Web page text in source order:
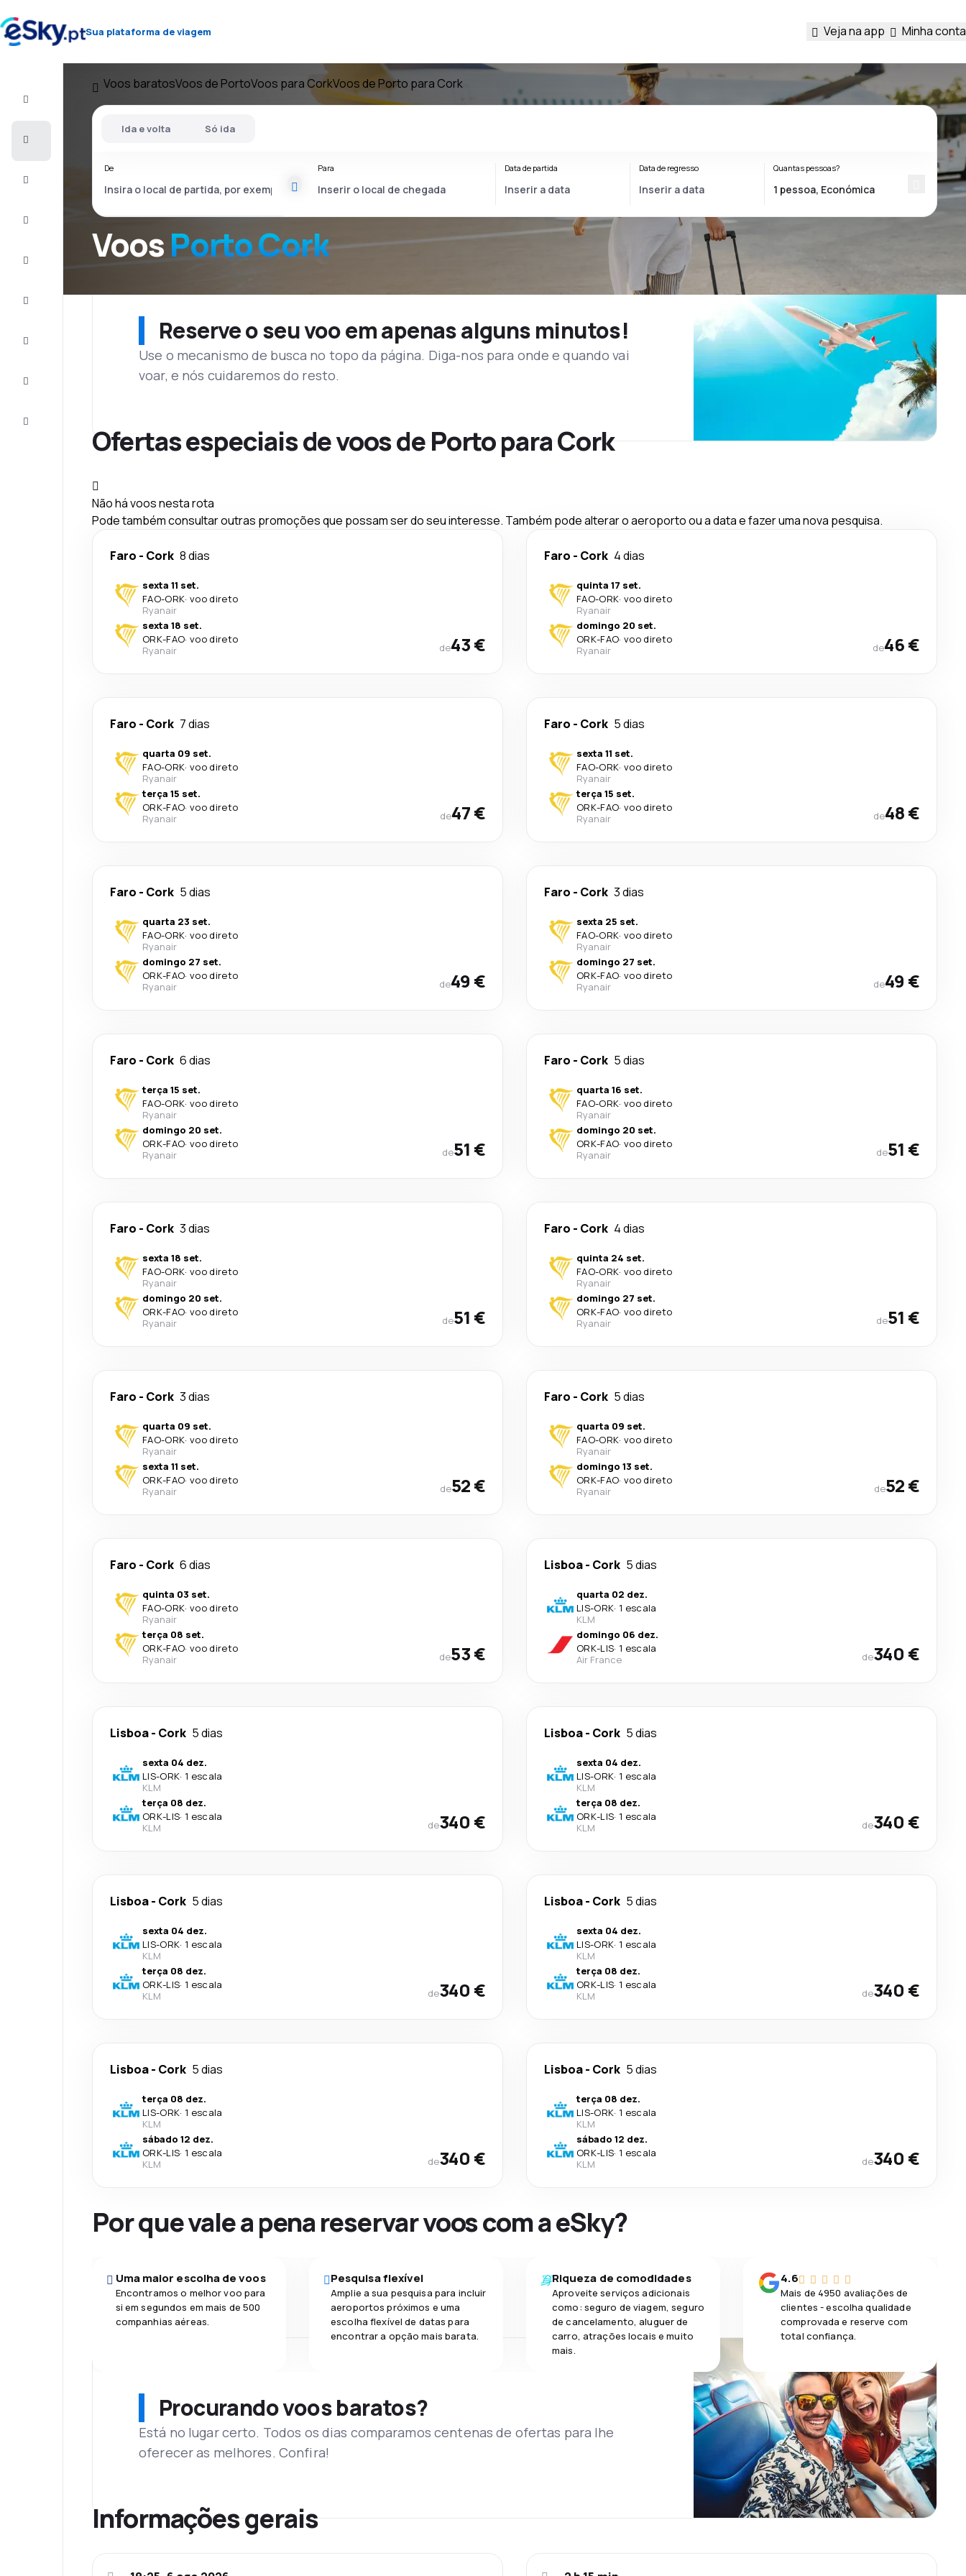
Sua plataforma de viagem Veja na app Minha conta
Voos baratosVoos de PortoVoos para CorkVoos de Porto para Cork
VoosPorto Cork
Ida e volta Só ida
De Para Data de partida Data de regresso Quantas pessoas?
Reserve o seu voo em apenas alguns minutos!
Use o mecanismo de busca no topo da página. Diga-nos para onde e quando vai
voar, e nós cuidaremos do resto.
Ofertas especiais de voos de Porto para Cork
Não há voos nesta rota
Pode também consultar outras promoções que possam ser do seu interesse. Também pode alterar o aeroporto ou a data e fazer uma nova pesquisa.
Faro - Cork 8 dias
sexta 11 set.
FAO-ORK· voo direto
Ryanair
sexta 18 set.
ORK-FAO· voo direto
Ryanair
de43 €
Faro - Cork 4 dias
quinta 17 set.
FAO-ORK· voo direto
Ryanair
domingo 20 set.
ORK-FAO· voo direto
Ryanair
de46 €
Faro - Cork 7 dias
quarta 09 set.
FAO-ORK· voo direto
Ryanair
terça 15 set.
ORK-FAO· voo direto
Ryanair
de47 €
Faro - Cork 5 dias
sexta 11 set.
FAO-ORK· voo direto
Ryanair
terça 15 set.
ORK-FAO· voo direto
Ryanair
de48 €
Faro - Cork 5 dias
quarta 23 set.
FAO-ORK· voo direto
Ryanair
domingo 27 set.
ORK-FAO· voo direto
Ryanair
de49 €
Faro - Cork 3 dias
sexta 25 set.
FAO-ORK· voo direto
Ryanair
domingo 27 set.
ORK-FAO· voo direto
Ryanair
de49 €
Faro - Cork 6 dias
terça 15 set.
FAO-ORK· voo direto
Ryanair
domingo 20 set.
ORK-FAO· voo direto
Ryanair
de51 €
Faro - Cork 5 dias
quarta 16 set.
FAO-ORK· voo direto
Ryanair
domingo 20 set.
ORK-FAO· voo direto
Ryanair
de51 €
Faro - Cork 3 dias
sexta 18 set.
FAO-ORK· voo direto
Ryanair
domingo 20 set.
ORK-FAO· voo direto
Ryanair
de51 €
Faro - Cork 4 dias
quinta 24 set.
FAO-ORK· voo direto
Ryanair
domingo 27 set.
ORK-FAO· voo direto
Ryanair
de51 €
Faro - Cork 3 dias
quarta 09 set.
FAO-ORK· voo direto
Ryanair
sexta 11 set.
ORK-FAO· voo direto
Ryanair
de52 €
Faro - Cork 5 dias
quarta 09 set.
FAO-ORK· voo direto
Ryanair
domingo 13 set.
ORK-FAO· voo direto
Ryanair
de52 €
Faro - Cork 6 dias
quinta 03 set.
FAO-ORK· voo direto
Ryanair
terça 08 set.
ORK-FAO· voo direto
Ryanair
de53 €
Lisboa- Cork 5 dias
quarta 02 dez.
LIS-ORK· 1 escala
KLM
domingo 06 dez.
ORK-LIS· 1 escala
Air France
de340 €
Lisboa- Cork 5 dias
sexta 04 dez.
LIS-ORK· 1 escala
KLM
terça 08 dez.
ORK-LIS· 1 escala
KLM
de340 €
Lisboa- Cork 5 dias
sexta 04 dez.
LIS-ORK· 1 escala
KLM
terça 08 dez.
ORK-LIS· 1 escala
KLM
de340 €
Lisboa- Cork 5 dias
sexta 04 dez.
LIS-ORK· 1 escala
KLM
terça 08 dez.
ORK-LIS· 1 escala
KLM
de340 €
Lisboa- Cork 5 dias
sexta 04 dez.
LIS-ORK· 1 escala
KLM
terça 08 dez.
ORK-LIS· 1 escala
KLM
de340 €
Lisboa- Cork 5 dias
terça 08 dez.
LIS-ORK· 1 escala
KLM
sábado 12 dez.
ORK-LIS· 1 escala
KLM
de340 €
Lisboa- Cork 5 dias
terça 08 dez.
LIS-ORK· 1 escala
KLM
sábado 12 dez.
ORK-LIS· 1 escala
KLM
de340 €
Por que vale a pena reservar voos com a eSky?
Uma maior escolha de voos
Encontramos o melhor voo para
si em segundos em mais de 500
companhias aéreas.
Pesquisa flexível
Amplie a sua pesquisa para incluir
aeroportos próximos e uma
escolha flexível de datas para
encontrar a opção mais barata.
Riqueza de comodidades
Aproveite serviços adicionais
como: seguro de viagem, seguro
de cancelamento, aluguer de
carro, atrações locais e muito
mais.
4.6
Mais de 4950 avaliações de
clientes - escolha qualidade
comprovada e reserve com
total confiança.
Procurando voos baratos?
Está no lugar certo. Todos os dias comparamos centenas de ofertas para lhe
oferecer as melhores. Confira!
Informações gerais